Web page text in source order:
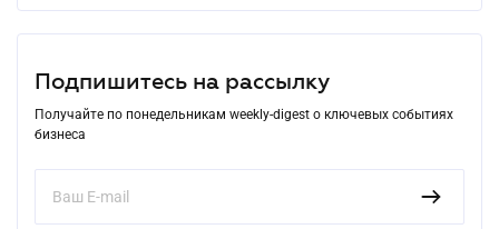
Подпишитесь на рассылку
Получайте по понедельникам weekly-digest о ключевых событиях
бизнеса